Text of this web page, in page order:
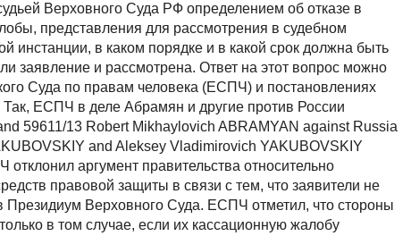
Верховного Суда РФ определением об отказе в
представления для рассмотрения в судебном
инстанции, в каком порядке и в какой срок должна быть
заявление и рассмотрена. Ответ на этот вопрос можно
Суда по правам человека (ЕСПЧ) и постановлениях
Так, ЕСПЧ в деле Абрамян и другие против России
59611/13 Robert Mikhaylovich ABRAMYAN against Russia
and Aleksey Vladimirovich YAKUBOVSKIY
аргумент правительства относительно
правовой защиты в связи с тем, что заявители не
Президиум Верховного Суда. ЕСПЧ отметил, что стороны
в том случае, если их кассационную жалобу